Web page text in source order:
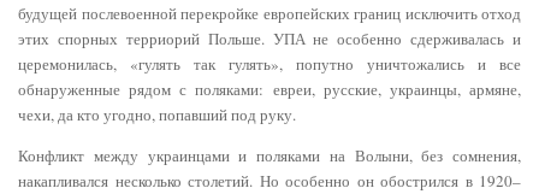
будущей послевоенной перекройке европейских границ исключить отход
этих спорных терриорий Польше. УПА не особенно сдерживалась и
церемонилась, «гулять так гулять», попутно уничтожались и все
обнаруженные рядом с поляками: евреи, русские, украинцы, армяне,
чехи, да кто угодно, попавший под руку.
Конфликт между украинцами и поляками на Волыни, без сомнения,
накапливался несколько столетий. Но особенно он обострился в 1920–